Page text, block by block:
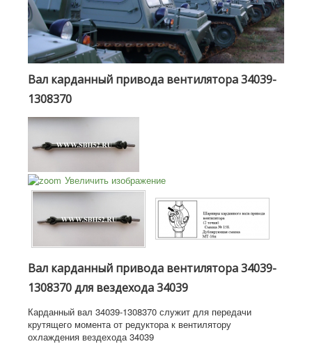
Вал карданный привода вентилятора 34039-
1308370
Увеличить изображение
Вал карданный привода вентилятора 34039-
1308370 для вездехода 34039
Карданный вал 34039-1308370 служит для передачи
крутящего момента от редуктора к вентилятору
охлаждения вездехода 34039